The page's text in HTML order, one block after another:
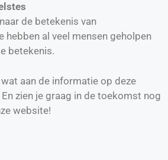
de betekenis van
hebben al veel mensen geholpen
betekenis.
aan de informatie op deze
zien je graag in de toekomst nog
website!